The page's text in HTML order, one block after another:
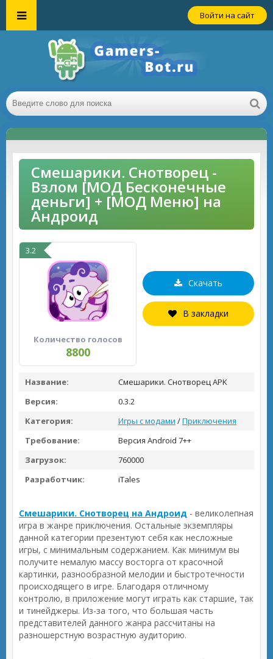
Войти на сайт
Смешарики. Снотворец -
Взлом [МОД Бесконечные
деньги] + [МОД Меню] на
Андроид
3.2
Количество голосов
8800
Скачать
В закладки
Название:
Смешарики. Снотворец APK
Версия:
0.3.2
Категория:
Игры с модами /Приключения
Требование:
Версия Android 7++
Загрузок:
760000
Разработчик:
iTales
Смешарики. Снотворец на Андроид - великолепная
игра в жанре приключения. Остальные экземпляры
данной категории презентуют себя как несложные
игры, с минимальным содержанием. Как минимум вы
получите немалую массу восторга от красочной
картинки, разнообразной мелодии и быстротечности
происходящего в игре. Благодаря отличному
контролю, в приложение могут играть как старшие, так
и тинейджеры. Из-за того, что большая часть
представителей данного жанра рассчитаны на
разношерстную возрастную аудиторию.